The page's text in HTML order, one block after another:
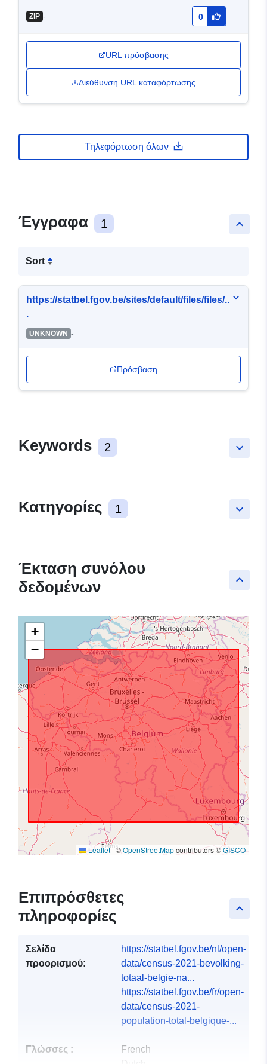
ZIP - 0
URL πρόσβασης
Διεύθυνση URL καταφόρτωσης
Τηλεφόρτωση όλων
keyboard_arrow_up
Έγγραφα 1
Sort
https://statbel.fgov.be/sites/default/files/files/..
.
UNKNOWN -
Πρόσβαση
keyboard_arrow_down
Keywords 2
keyboard_arrow_down
Κατηγορίες 1
keyboard_arrow_up
Έκταση συνόλου
δεδομένων
+
−
Leaflet|©OpenStreetMapcontributors ©GISCO
keyboard_arrow_up
Επιπρόσθετες
πληροφορίες
Σελίδα
προορισμού:
https://statbel.fgov.be/nl/open-
data/census-2021-bevolking-
totaal-belgie-na...
https://statbel.fgov.be/fr/open-
data/census-2021-
population-total-belgique-...
Γλώσσες :
French